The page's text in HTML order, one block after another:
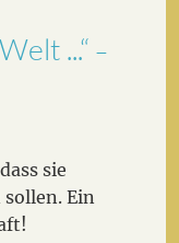
...“ –
sie
Ein